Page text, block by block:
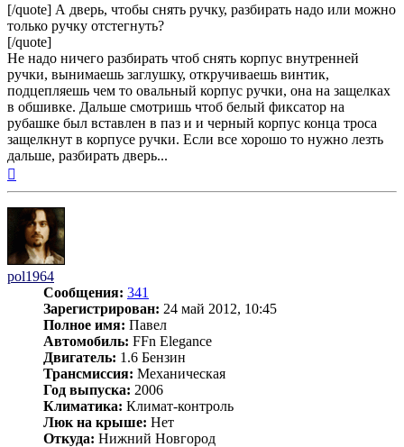
[/quote] А дверь, чтобы снять ручку, разбирать надо или можно
только ручку отстегнуть?
[/quote]
Не надо ничего разбирать чтоб снять корпус внутренней
ручки, вынимаешь заглушку, откручиваешь винтик,
подцепляешь чем то овальный корпус ручки, она на защелках
в обшивке. Дальше смотришь чтоб белый фиксатор на
рубашке был вставлен в паз и и черный корпус конца троса
защелкнут в корпусе ручки. Если все хорошо то нужно лезть
дальше, разбирать дверь...
pol1964
Сообщения: 341
Зарегистрирован: 24 май 2012, 10:45
Полное имя: Павел
Автомобиль: FFn Elegance
Двигатель: 1.6 Бензин
Трансмиссия: Механическая
Год выпуска: 2006
Климатика: Климат-контроль
Люк на крыше: Нет
Откуда: Нижний Новгород